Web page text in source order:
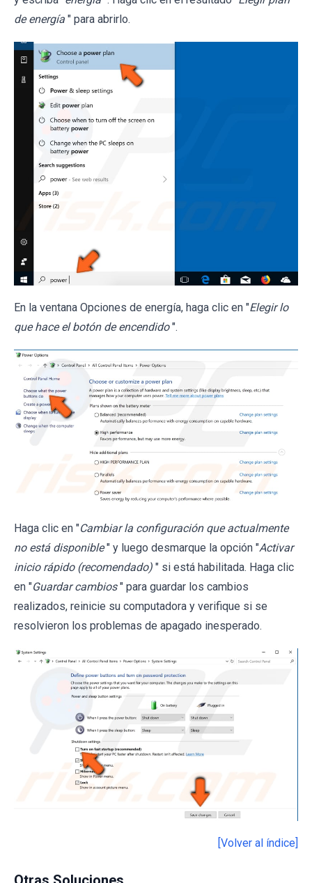
de energía " para abrirlo.
En la ventana Opciones de energía, haga clic en "Elegir lo
que hace el botón de encendido ".
Haga clic en "Cambiar la configuración que actualmente
no está disponible " y luego desmarque la opción "Activar
inicio rápido (recomendado) " si está habilitada. Haga clic
en "Guardar cambios " para guardar los cambios
realizados, reinicie su computadora y verifique si se
resolvieron los problemas de apagado inesperado.
[Volver al índice]